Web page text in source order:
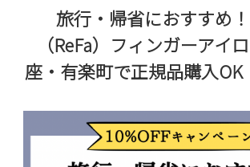
旅行・帰省におすすめ
（ReFa）フィンガーアイ
座・有楽町で正規品購入OK